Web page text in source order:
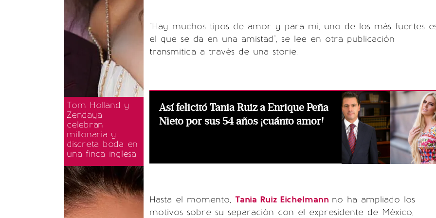
Tom Holland y
Zendaya
celebran
millonaria y
discreta boda en
una finca inglesa
"Hay muchos tipos de amor y para mi, uno de los más fuertes
el que se da en una amistad", se lee en otra publicación
transmitida a través de una storie.
Así felicitó Tania Ruiz a Enrique Peña
Nieto por sus 54 años ¡cuánto amor!
Hasta el momento, Tania Ruiz Eichelmann no ha ampliado los
motivos sobre su separación con el expresidente de México,